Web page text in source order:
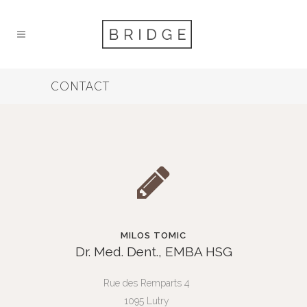
CONTACT
MILOS TOMIC
Dr. Med. Dent., EMBA HSG
Rue des Remparts 4
1095 Lutry